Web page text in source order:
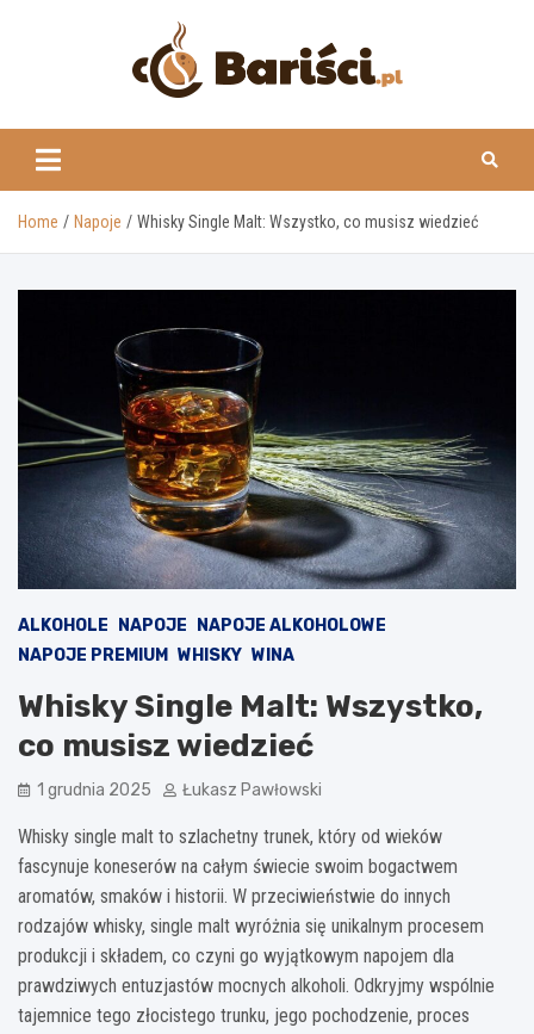
www.barisci.pl
Home Napoje Whisky Single Malt: Wszystko, co musisz wiedzieć
ALKOHOLE NAPOJE
NAPOJE ALKOHOLOWE
NAPOJE PREMIUM WHISKY WINA
Whisky Single Malt: Wszystko,
co musisz wiedzieć
1 grudnia 2025 Łukasz Pawłowski
Whisky single malt to szlachetny trunek, który od wieków
fascynuje koneserów na całym świecie swoim bogactwem
aromatów, smaków i historii. W przeciwieństwie do innych
rodzajów whisky, single malt wyróżnia się unikalnym procesem
produkcji i składem, co czyni go wyjątkowym napojem dla
prawdziwych entuzjastów mocnych alkoholi. Odkryjmy wspólnie
tajemnice tego złocistego trunku, jego pochodzenie, proces